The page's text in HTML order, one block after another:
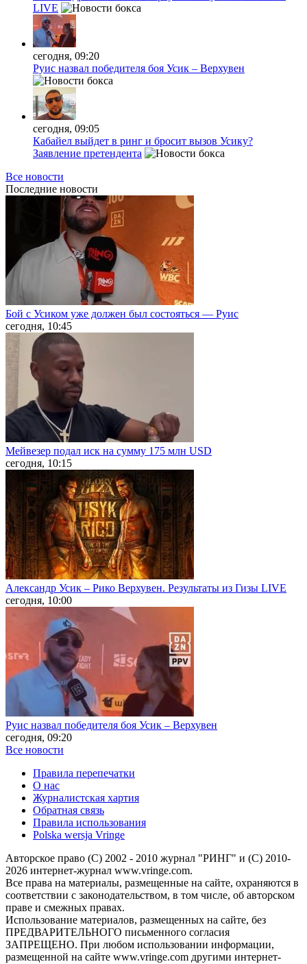
LIVE
сегодня, 09:20
Руис назвал победителя боя Усик – Верхувен
сегодня, 09:05
Кабайел выйдет в ринг и бросит вызов Усику?
Заявление претендента
Все новости
Последние новости
Бой с Усиком уже должен был состояться — Руис
сегодня, 10:45
Мейвезер подал иск на сумму 175 млн USD
сегодня, 10:15
Александр Усик – Рико Верхувен. Результаты из Гизы LIVE
сегодня, 10:00
Руис назвал победителя боя Усик – Верхувен
сегодня, 09:20
Все новости
Правила перепечатки
О нас
Журналистская хартия
Обратная связь
Правила использования
Polska wersja Vringe
Авторское право (С) 2002 - 2010 журнал "РИНГ" и (С) 2010-
2026 интернет-журнал www.vringe.com.
Все права на материалы, размещенные на сайте, охраняются в
соответствии с законодательством, в том числе, об авторском
праве и смежных правах.
Использование материалов, размещенных на сайте, без
ПРЕДВАРИТЕЛЬНОГО письменного согласия
ЗАПРЕЩЕНО. При любом использовании информации,
размещенной на сайте www.vringe.com другими интернет-